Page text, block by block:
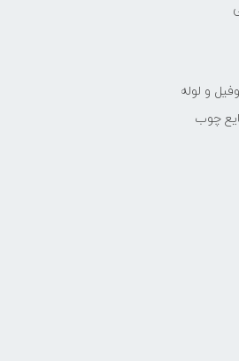
و لوله
چوب